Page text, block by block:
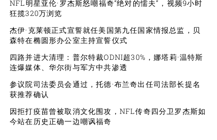
NFL明星亚伦·罗杰斯怒嘲福奇“绝对的懦夫”，视频9小时
狂揽320万浏览
杰伊·克莱顿正式宣誓就任美国第九任国家情报总监，贝
森特在椭圆形办公室主持宣誓仪式
四路并进大清理：普尔特裁ODNI超30%，娜塔莉·温特斯
连爆媒体、华尔街与军方中共渗透
参议院司法委员会通过，托德·布兰奇出任司法部长提名
获推荐确认
因拒打疫苗曾被取消文化围攻，NFL传奇四分卫罗杰斯如
今站在历史正确一边嘲讽福奇